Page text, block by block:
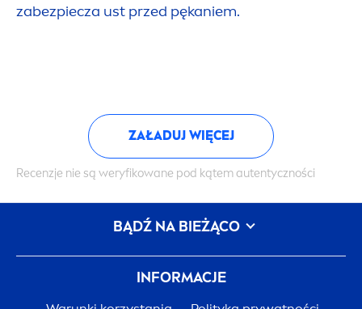
zabezpiecza ust przed pękaniem.
ZAŁADUJ WIĘCEJ
Recenzje nie są weryfikowane pod kątem autentyczności
INFORMACJE
BĄDŹ NA BIEŻĄCO